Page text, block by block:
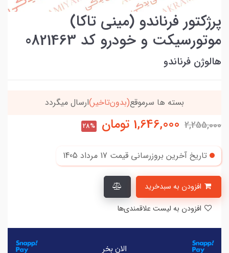
پرژکتور فرناندو (مینی تاکا)
موتورسیکت و خودرو کد 0821463
هالوژن فرناندو
خریدتو به5میلیون برسون،ارسالت‌رایگانه
2,255,000
1,646,000 تومان 28%
تاریخ آخرین بروزرسانی قیمت 17 مرداد 1405